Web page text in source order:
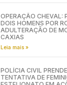
OPERAÇÃO CHEVAL:
DOIS HOMENS POR
ADULTERAÇÃO DE
CAXIAS
Leia mais »
POLÍCIA CIVIL
TENTATIVA DE